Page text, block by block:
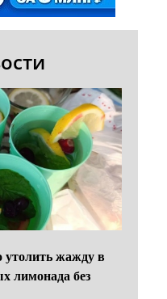
жажду в
лимонада без